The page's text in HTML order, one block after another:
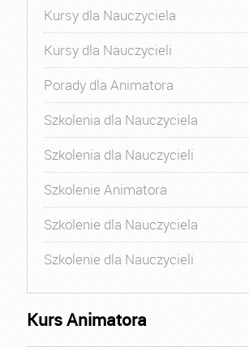
Kursy dla Nauczyciela
Kursy dla Nauczycieli
Porady dla Animatora
Szkolenia dla Nauczyciela
Szkolenia dla Nauczycieli
Szkolenie Animatora
Szkolenie dla Nauczyciela
Szkolenie dla Nauczycieli
Kurs Animatora